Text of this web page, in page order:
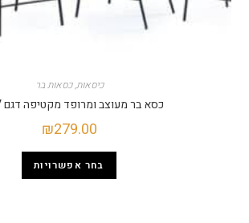
כיסאות,כסאות בר
כסא בר מעוצב ומרופד מקטיפה דגם 212V
₪279.00
בחר אפשרויות